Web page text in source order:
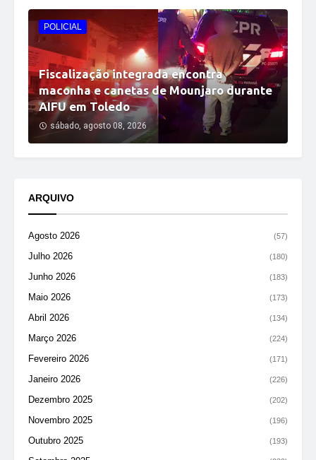
POLICIAL
Fiscalização integrada encontra
maconha e canetas de Mounjaro durante
AIFU em Toledo
sábado, agosto 08, 2026
ARQUIVO
Agosto 2026 (57)
Julho 2026 (180)
Junho 2026 (183)
Maio 2026 (173)
Abril 2026 (134)
Março 2026 (224)
Fevereiro 2026 (171)
Janeiro 2026 (226)
Dezembro 2025 (202)
Novembro 2025 (196)
Outubro 2025 (193)